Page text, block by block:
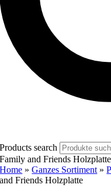
Products search
Family and Friends Holzplatte
Home »Ganzes Sortiment »
and Friends Holzplatte